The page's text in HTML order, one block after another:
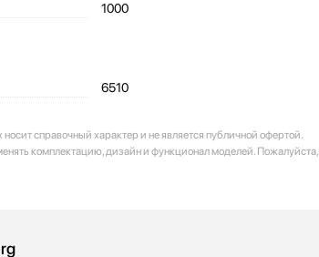
1000
6510
справочный характер и не является публичной офертой.
комплектацию, дизайн и функционал моделей. Пожалуйста,